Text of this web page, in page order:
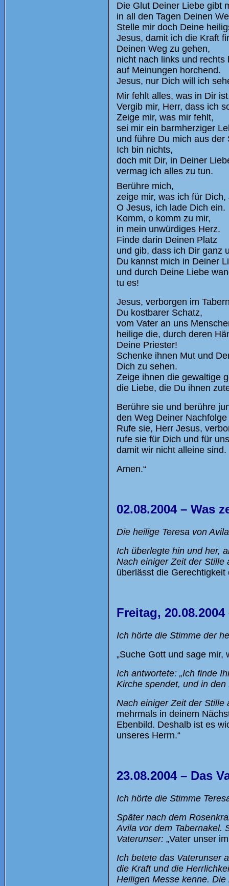
Die Glut Deiner Liebe gibt
in all den Tagen Deinen
Stelle mir doch Deine
Jesus, damit ich die Kraft
Deinen Weg zu gehen,
nicht nach links und rechts
auf Meinungen horchend.
Jesus, nur Dich will ich
Mir fehlt alles, was in Dir
Vergib mir, Herr, dass ich
Zeige mir, was mir fehlt,
sei mir ein barmherziger
und führe Du mich aus der
Ich bin nichts,
doch mit Dir, in Deiner
vermag ich alles zu tun.
Berühre mich,
zeige mir, was ich für
O Jesus, ich lade Dich ein.
Komm, o komm zu mir,
in mein unwürdiges Herz.
Finde darin Deinen Platz
und gib, dass ich Dir ganz
Du kannst mich in Deiner
und durch Deine Liebe
tu es!
Jesus, verborgen im
Du kostbarer Schatz,
vom Vater an uns
heilige die, durch deren
Deine Priester!
Schenke ihnen Mut und
Dich zu sehen.
Zeige ihnen die gewaltige
die Liebe, die Du ihnen
Berühre sie und berühre
den Weg Deiner
Rufe sie, Herr Jesus,
rufe sie für Dich und für
damit wir nicht alleine sind.
Amen.“
02.08.2004 – Was
Die heilige Teresa von
Ich überlegte hin und her,
Nach einiger Zeit der Stille
überlässt die Gerechtigkeit
Freitag,
Ich hörte die Stimme der
„Suche Gott und sage mir,
Ich antwortete: „Ich finde
Kirche spendet, und in den
Nach einiger Zeit der
mehrmals in deinem
Ebenbild. Deshalb ist es
unseres Herrn.“
23.08.2004 – Das
Ich hörte die Stimme
Später nach dem
Avila vor dem Tabernakel.
Vaterunser: „Vater unser
Ich betete das Vaterunser
die Kraft und die
Heiligen Messe kenne.